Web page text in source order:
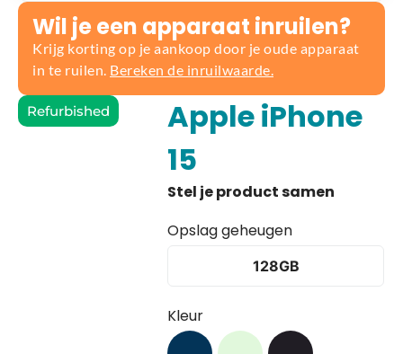
Wil je een apparaat inruilen?
Krijg korting op je aankoop door je oude apparaat
in te ruilen. Bereken de inruilwaarde.
Refurbished
Apple iPhone
15
Opslag geheugen
128GB
Kleur